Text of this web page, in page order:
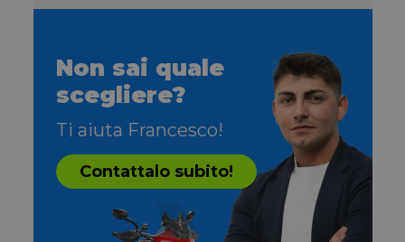
Non sai quale
scegliere?
Ti aiuta Francesco!
Contattalo subito!